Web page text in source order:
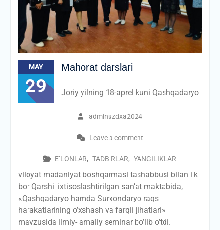
MAY
29
Mahorat darslari
adminuzdxa2024
Leave a comment
E’LONLAR, TADBIRLAR, YANGILIKLAR
Joriy yilning 18-aprel kuni Qashqadaryo
viloyat madaniyat boshqarmasi tashabbusi bilan ilk
bor Qarshi ixtisoslashtirilgan san’at maktabida,
«Qashqadaryo hamda Surxondaryo raqs
harakatlarining o’xshash va farqli jihatlari»
mavzusida ilmiy- amaliy seminar bo’lib o’tdi.